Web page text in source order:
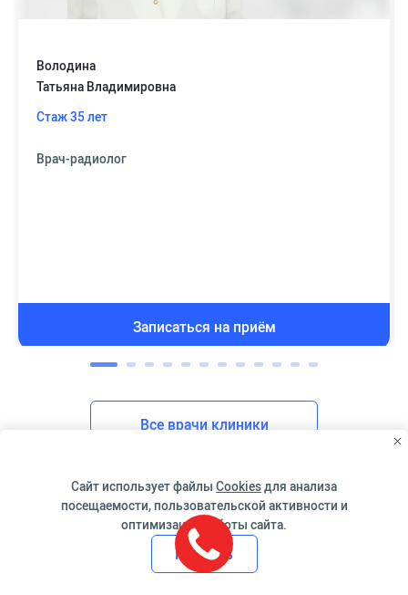
Володина
Татьяна Владимировна
Стаж 35 лет
Врач-радиолог
Записаться на приём
Все врачи клиники
Тимур Мусаевич Евлоев
Сайт использует файлы Cookiesдля анализа
посещаемости, пользовательской активности и
оптимизации работы сайта.
Принять